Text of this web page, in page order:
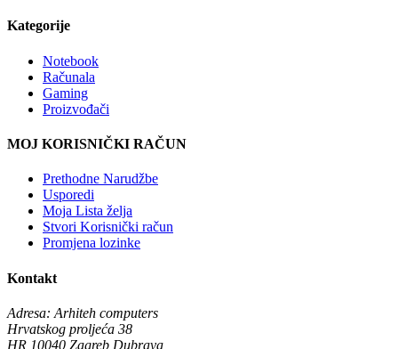
Kategorije
Notebook
Računala
Gaming
Proizvođači
MOJ KORISNIČKI RAČUN
Prethodne Narudžbe
Usporedi
Moja Lista želja
Stvori Korisnički račun
Promjena lozinke
Kontakt
Adresa: Arhiteh computers
Hrvatskog proljeća 38
HR 10040 Zagreb Dubrava